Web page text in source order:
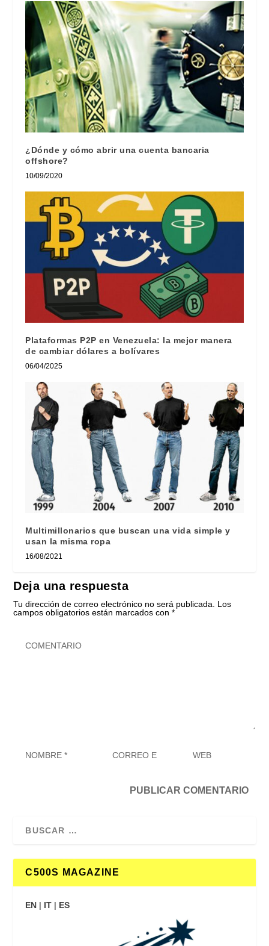
¿Dónde y cómo abrir una cuenta bancaria
offshore?
10/09/2020
Plataformas P2P en Venezuela: la mejor manera
de cambiar dólares a bolívares
06/04/2025
Multimillonarios que buscan una vida simple y
usan la misma ropa
16/08/2021
Deja una respuesta
Tu dirección de correo electrónico no será publicada.
Los
campos obligatorios están marcados con*
C500S MAGAZINE
EN | IT | ES